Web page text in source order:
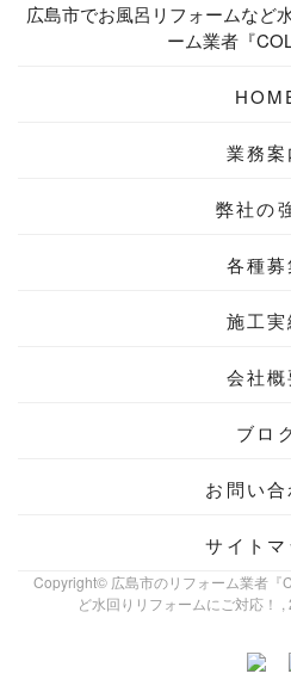
広島市でお風呂リフォームなど
ーム業者『
業務案
弊社の
各種募
施工実
会社概
ブロ
お問い
サイト
Copyright© 広島市のリフォーム業者『
ど水回りリフォームにご対応！